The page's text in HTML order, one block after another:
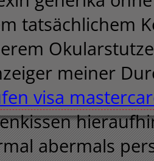
tatsächlichem
meiner
visa
abermals